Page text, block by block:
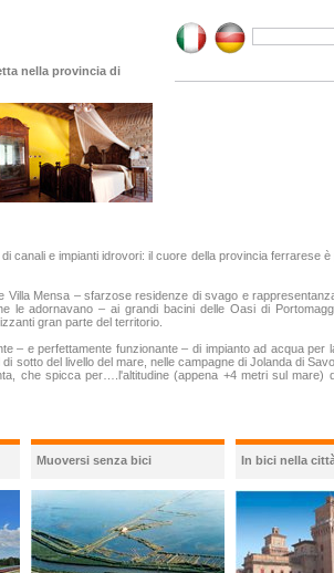
nella provincia di
canali e impianti idrovori: il cuore della provincia ferrarese è
Villa Mensa – sfarzose residenze di svago e
le adornavano – ai grandi bacini delle Oasi di
gran parte del territorio.
– e perfettamente funzionante – di impianto ad acqua per
sotto del livello del mare, nelle campagne di Jolanda di
che spicca per….l'altitudine (appena +4 metri sul mare)
Muoversi senza bici In bici nella